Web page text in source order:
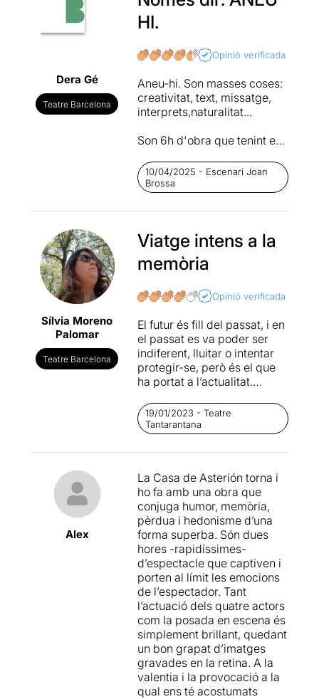
Dera Gé
Teatre Barcelona
HI.
Opinió verificada
Aneu-hi. Son masses coses:
creativitat, text, missatge,
interprets,naturalitat...
Son 6h d'obra que tenint en
bastant en espais tancats
només vaig sortir una
vegada per respirar (es
permet !!).
És cert que son 6hores que
demanen estar despert per
la profunditat dels textos
també. Potser es podria anar
moments per poder estar
atents tota l'estona.
La posada en escena, el
vestuari o "no-vestuari", la
... tot plegat en fan una obra
d'art. És preciós de veure.
Una aposta arriscada però
espectacle de 360º.
Els hi desijto molta sort
trobant altres espais en els
que se'ls hi permeti
presentar aquesta proposta,
totalment original i creativa,
acompanyada d'una critica
social molt interessant.
10/04/2025 - Escenari Joan
Brossa
Sílvia Moreno
Palomar
Teatre Barcelona
Viatge intens a la
memòria
Opinió verificada
El futur és fill del passat, i en
el passat es va poder ser
indiferent, lluitar o intentar
protegir-se, però és el que
ha portat a l’actualitat.
confits” diuen, i és talment
així.
L’acció se situa a Alacant,
afusellar José Antonio Primo
de Rivera i on cada 20 de
novembre durant gairebé
tota la dictadura de Franco
els falangistes li retrien
homenatge. A les afores de
la ciutat, un pare de família
construeix El Bancal, una
casa on refugiar-se cada
any durant aquell acte.
Aquest és l’escenari on
transcorre aquesta narració
de 80 anys d’història, en la
qual passaran tres
generacions diferents
traslladant-se entre les
19/01/2023 - Teatre
Tantarantana
Alex
La Casa de Asterión torna i
ho fa amb una obra que
conjuga humor, memòria,
pèrdua i hedonisme d’una
forma superba. Són dues
hores -rapidíssimes-
d’espectacle que captiven i
porten al límit les emocions
de l’espectador. Tant
l’actuació dels quatre actors
com la posada en escena és
simplement brillant, quedant
un bon grapat d’imatges
gravades en la retina. A la
valentia i la provocació a la
qual ens té acostumats